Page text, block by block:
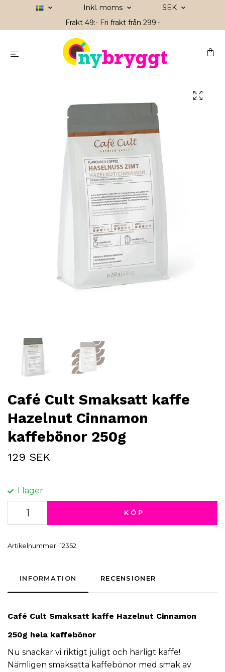
Inkl. moms
SEK
Frakt 49:- Fri frakt från 299:-
Café Cult Smaksatt kaffe
Hazelnut Cinnamon
kaffebönor 250g
129 SEK
I lager
KÖP
Artikelnummer: 12352
INFORMATION RECENSIONER
Café Cult Smaksatt kaffe Hazelnut Cinnamon
250g hela kaffebönor
Nu snackar vi riktigt juligt och härligt kaffe!
Nämligen smaksatta kaffebönor med smak av